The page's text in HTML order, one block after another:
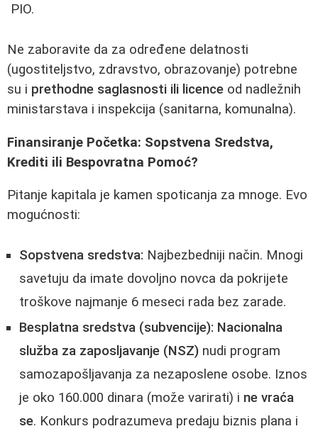
PIO.
Ne zaboravite da za određene delatnosti
(ugostiteljstvo, zdravstvo, obrazovanje) potrebne
su i prethodne saglasnosti ili licence od nadležnih
ministarstava i inspekcija (sanitarna, komunalna).
Finansiranje Početka: Sopstvena Sredstva,
Krediti ili Bespovratna Pomoć?
Pitanje kapitala je kamen spoticanja za mnoge. Evo
mogućnosti:
Sopstvena sredstva: Najbezbedniji način. Mnogi
savetuju da imate dovoljno novca da pokrijete
troškove najmanje 6 meseci rada bez zarade.
Besplatna sredstva (subvencije): Nacionalna
služba za zaposljavanje (NSZ) nudi program
samozapošljavanja za nezaposlene osobe. Iznos
je oko 160.000 dinara (može varirati) i ne vraća
se. Konkurs podrazumeva predaju biznis plana i